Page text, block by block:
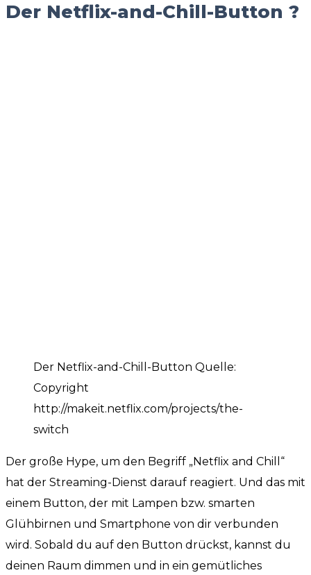
Der Netflix-and-Chill-Button ?
Der Netflix-and-Chill-Button Quelle:
Copyright
http://makeit.netflix.com/projects/the-
switch
Der große Hype, um den Begriff „Netflix and Chill“
hat der Streaming-Dienst darauf reagiert. Und das mit
einem Button, der mit Lampen bzw. smarten
Glühbirnen und Smartphone von dir verbunden
wird. Sobald du auf den Button drückst, kannst du
deinen Raum dimmen und in ein gemütliches